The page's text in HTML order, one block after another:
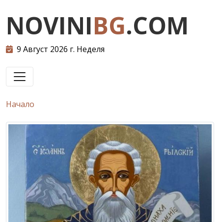
NOVINIBG.COM
9 Август 2026 г. Неделя
Начало